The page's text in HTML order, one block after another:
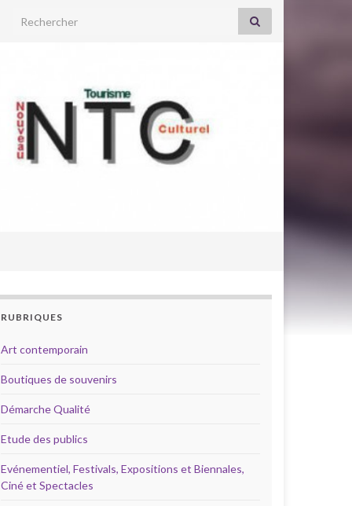
Search for:
RUBRIQUES
Art contemporain
Boutiques de souvenirs
Démarche Qualité
Etude des publics
Evénementiel, Festivals, Expositions et Biennales,
Ciné et Spectacles